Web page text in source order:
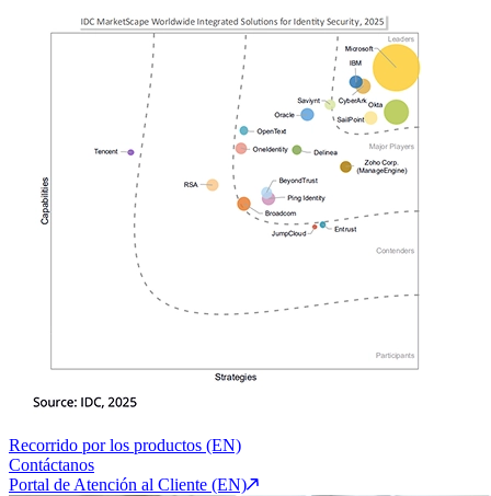
Recorrido por los productos (EN)
Contáctanos
Portal de Atención al Cliente (EN)